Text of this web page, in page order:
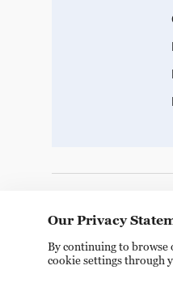
Our Privacy
By continuing to browse
cookie settings through